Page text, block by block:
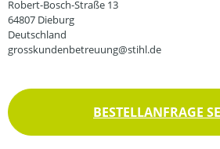
Robert-Bosch-Straße 13
64807 Dieburg
Deutschland
grosskundenbetreuung@stihl.de
BESTELLANFRAGE